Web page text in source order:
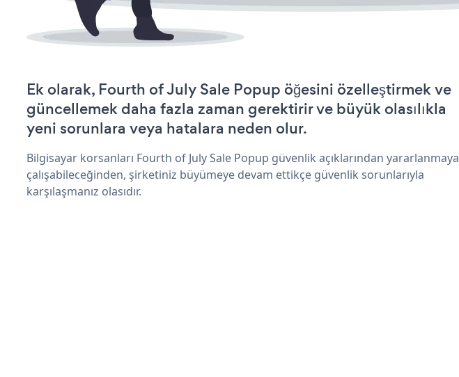
Ek olarak, Fourth of July Sale Popup öğesini özelleştirmek ve
güncellemek daha fazla zaman gerektirir ve büyük olasılıkla
yeni sorunlara veya hatalara neden olur.
Bilgisayar korsanları Fourth of July Sale Popup güvenlik açıklarından yararlanmaya
çalışabileceğinden, şirketiniz büyümeye devam ettikçe güvenlik sorunlarıyla
karşılaşmanız olasıdır.